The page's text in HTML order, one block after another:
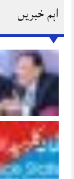
اہم خبریں